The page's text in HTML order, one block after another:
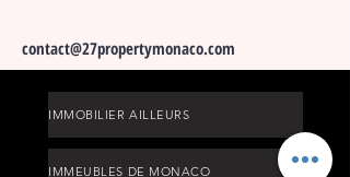
contact@27propertymonaco.com
IMMOBILIER AILLEURS
IMMEUBLES DE MONACO